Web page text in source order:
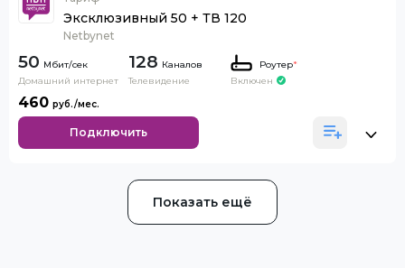
Эксклюзивный 50 + ТВ 120
Netbynet
50
Домашний интернет
128 Каналов
Телевидение
Роутер*
Включен
460
Подключить
Показать ещё